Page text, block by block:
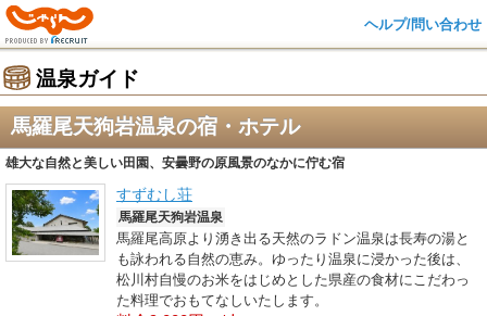
ヘルプ/問い合わせ
温泉ガイド
馬羅尾天狗岩温泉の宿・ホテル
雄大な自然と美しい田園、安曇野の原風景のなかに佇む宿
すずむし荘
馬羅尾天狗岩温泉
馬羅尾高原より湧き出る天然のラドン温泉は長寿の湯と
も詠われる自然の恵み。ゆったり温泉に浸かった後は、
松川村自慢のお米をはじめとした県産の食材にこだわっ
た料理でおもてなしいたします。